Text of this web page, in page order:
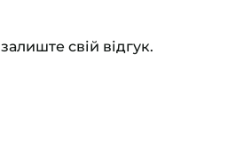
свій відгук.